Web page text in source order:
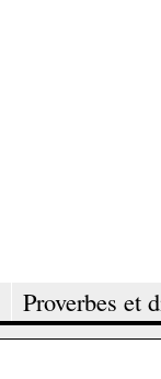
Proverbes et